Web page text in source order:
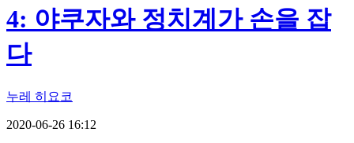
4: 야쿠자와 정치계가 손을 잡
다
누레 히요코
2020-06-26 16:12